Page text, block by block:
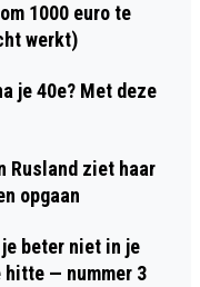
1000 euro te
werkt)
je 40e? Met deze
Rusland ziet haar
opgaan
beter niet in je
— nummer 3